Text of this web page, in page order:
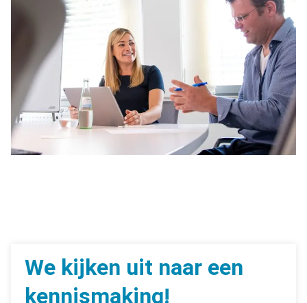
We kijken uit naar een
kennismaking!